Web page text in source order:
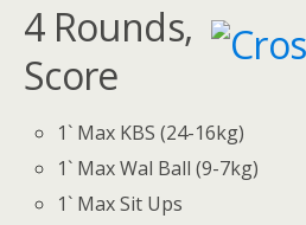
4 Rounds,
Score
1` Max KBS (24-16kg)
1` Max Wal Ball (9-7kg)
1` Max Sit Ups